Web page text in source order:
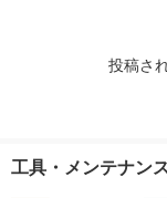
投稿さ
工具・メンテナン